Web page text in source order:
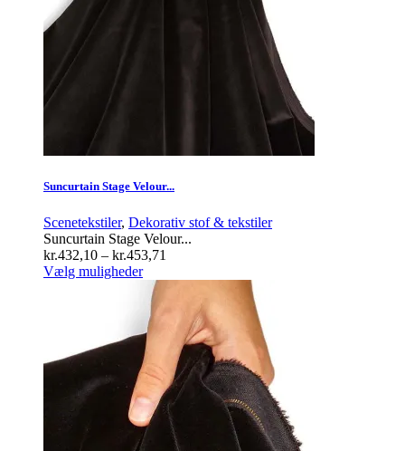
Suncurtain Stage Velour...
Scenetekstiler, Dekorativ stof & tekstiler
Suncurtain Stage Velour...
kr.432,10 – kr.453,71
kr.453,71
Vælg mulighederDette
vare
har
flere
varianter.
Mulighederne
kan
vælges
på
varesiden